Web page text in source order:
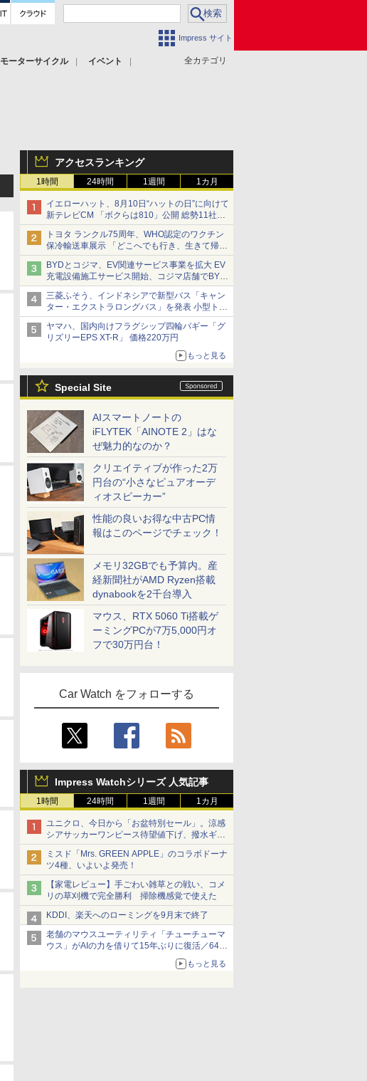
Impress サイト
全カテゴリ
モーターサイクル
イベント
アクセスランキング
1時間 24時間 1週間 1カ月
イエローハット、8月10日“ハットの日”に向けて
新テレビCM 「ボクらは810」公開 総勢11社
107名が参画
トヨタ ランクル75周年、WHO認定のワクチン
保冷輸送車展示 「どこへでも行き、生きて帰っ
てこられる」ランドクルーザーで命をつなぐ
BYDとコジマ、EV関連サービス事業を拡大 EV
充電設備施工サービス開始、コジマ店舗でBYD
車の展示・試乗イベントを強化
三菱ふそう、インドネシアで新型バス「キャン
ター・エクストラロングバス」を発表 小型トラ
ックベースの観光・旅客輸送向けバス
ヤマハ、国内向けフラグシップ四輪バギー「グ
リズリーEPS XT-R」 価格220万円
もっと見る
Special Site
AIスマートノートの
iFLYTEK「AINOTE 2」はな
ぜ魅力的なのか？
クリエイティブが作った2万
円台の“小さなピュアオーデ
ィオスピーカー”
性能の良いお得な中古PC情
報はこのページでチェック！
メモリ32GBでも予算内。産
経新聞社がAMD Ryzen搭載
dynabookを2千台導入
マウス、RTX 5060 Ti搭載ゲ
ーミングPCが7万5,000円オ
フで30万円台！
Car Watch をフォローする
Impress Watchシリーズ 人気記事
1時間 24時間 1週間 1カ月
ユニクロ、今日から「お盆特別セール」。涼感
シアサッカーワンピース待望値下げ、撥水ギア
ショーツは1990円に
ミスド「Mrs. GREEN APPLE」のコラボドーナ
ツ4種、いよいよ発売！
【家電レビュー】手ごわい雑草との戦い、コメ
リの草刈機で完全勝利 掃除機感覚で使えた
KDDI、楽天へのローミングを9月末で終了
老舗のマウスユーティリティ「チューチューマ
ウス」がAIの力を借りて15年ぶりに復活／64bit
化、Windows 10/11、「Chrome」も走り回
る。復活記念で2026年末まで500円
もっと見る